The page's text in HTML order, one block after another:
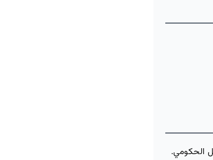
الحكومي.